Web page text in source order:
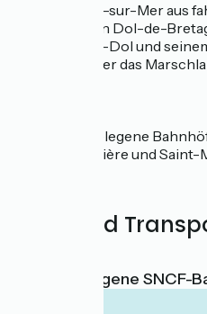
Von Le Vivier-sur-Mer aus
Caractère von Dol-de-
Halt am Mont-Dol und
Panorama über das
Nahe gelegene
Gouesnière und Saint-
Züge und
Nächstgelegene SNCF-